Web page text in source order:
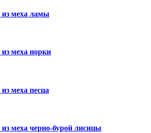
меха ламы
меха норки
меха песца
меха черно-бурой лисицы